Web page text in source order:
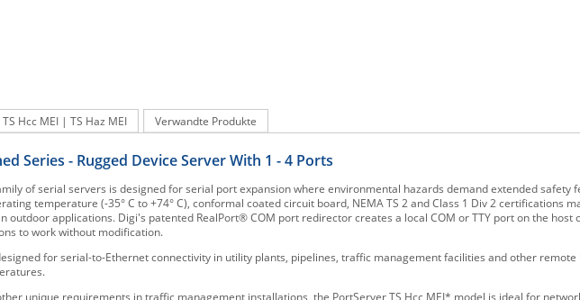
Hcc MEI | TS Haz MEI Verwandte Produkte
Series - Rugged Device Server With 1 - 4 Ports
of serial servers is designed for serial port expansion where environmental hazards demand extended safety
temperature (-35° C to +74° C), conformal coated circuit board, NEMA TS 2 and Class 1 Div 2 certifications
outdoor applications. Digi's patented RealPort® COM port redirector creates a local COM or TTY port on the host
to work without modification.
for serial-to-Ethernet connectivity in utility plants, pipelines, traffic management facilities and other remote
unique requirements in traffic management installations, the PortServer TS Hcc MEI* model is ideal for